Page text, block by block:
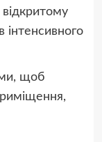
інтенсивного
щоб